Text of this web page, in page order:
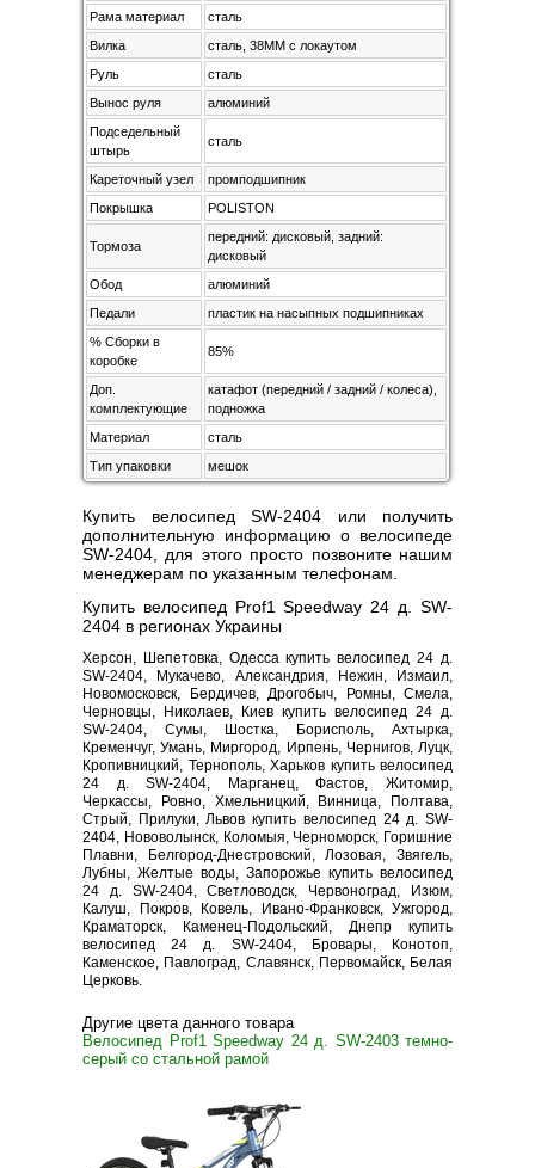
Рама материал
сталь
Вилка
сталь, 38MM с локаутом
Руль
сталь
Вынос руля
алюминий
Подседельный
штырь
сталь
Кареточный узел
промподшипник
Покрышка
POLISTON
Тормоза
передний: дисковый, задний:
дисковый
Обод
алюминий
Педали
пластик на насыпных подшипниках
% Сборки в
коробке
85%
Доп.
комплектующие
катафот (передний / задний / колеса),
подножка
Материал
сталь
Тип упаковки
мешок
Купить велосипед SW-2404 или получить
дополнительную информацию о велосипеде
SW-2404, для этого просто позвоните нашим
менеджерам по указанным телефонам.
Купить велосипед Prof1 Speedway 24 д. SW-
2404 в регионах Украины
Херсон, Шепетовка, Одесса купить велосипед 24 д.
SW-2404, Мукачево, Александрия, Нежин, Измаил,
Новомосковск, Бердичев, Дрогобыч, Ромны, Смела,
Черновцы, Николаев, Киев купить велосипед 24 д.
SW-2404, Сумы, Шостка, Борисполь, Ахтырка,
Кременчуг, Умань, Миргород, Ирпень, Чернигов, Луцк,
Кропивницкий, Тернополь, Харьков купить велосипед
24 д. SW-2404, Марганец, Фастов, Житомир,
Черкассы, Ровно, Хмельницкий, Винница, Полтава,
Стрый, Прилуки, Львов купить велосипед 24 д. SW-
2404, Нововолынск, Коломыя, Черноморск, Горишние
Плавни, Белгород-Днестровский, Лозовая, Звягель,
Лубны, Желтые воды, Запорожье купить велосипед
24 д. SW-2404, Светловодск, Червоноград, Изюм,
Калуш, Покров, Ковель, Ивано-Франковск, Ужгород,
Краматорск, Каменец-Подольский, Днепр купить
велосипед 24 д. SW-2404, Бровары, Конотоп,
Каменское, Павлоград, Славянск, Первомайск, Белая
Церковь.
Другие цвета данного товара
Велосипед Prof1 Speedway 24 д. SW-2403 темно-
серый со стальной рамой